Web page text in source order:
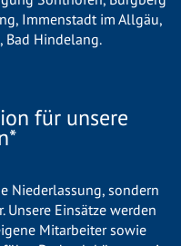
, Immenstadt im Allgäu,
, Bad Hindelang.
für unsere
Niederlassung, sondern
Einsätze werden
Mitarbeiter sowie